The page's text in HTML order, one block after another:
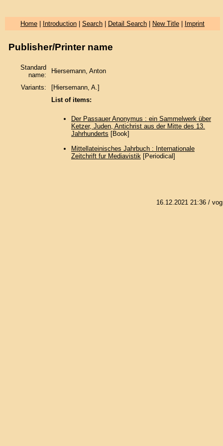
Home| Introduction| Search| Detail Search| New Title| Imprint
Publisher/Printer name
Standard
name:
Hiersemann, Anton
Variants:
[Hiersemann, A.]
List of items:
Der Passauer Anonymus : ein Sammelwerk über
Ketzer, Juden, Antichrist aus der Mitte des 13.
Jahrhunderts [Book]
Mittellateinisches Jahrbuch : Internationale
Zeitchrift fur Mediavistik[Periodical]
16.12.2021 21:36/ vog